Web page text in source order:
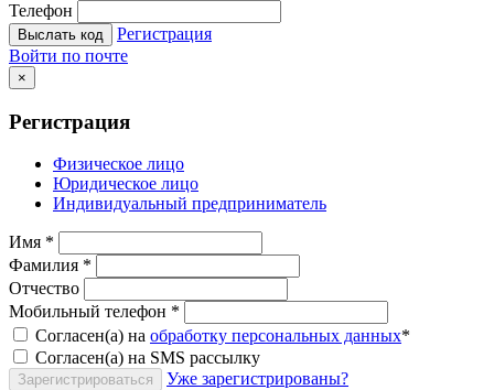
Телефон
Выслать код
Регистрация
Войти по почте
×
Регистрация
Физическое лицо
Юридическое лицо
Индивидуальный предприниматель
Имя *
Фамилия *
Отчество
Мобильный телефон *
Согласен(а) на обработку персональных данных*
Согласен(а) на SMS рассылку
Зарегистрироваться
Уже зарегистрированы?